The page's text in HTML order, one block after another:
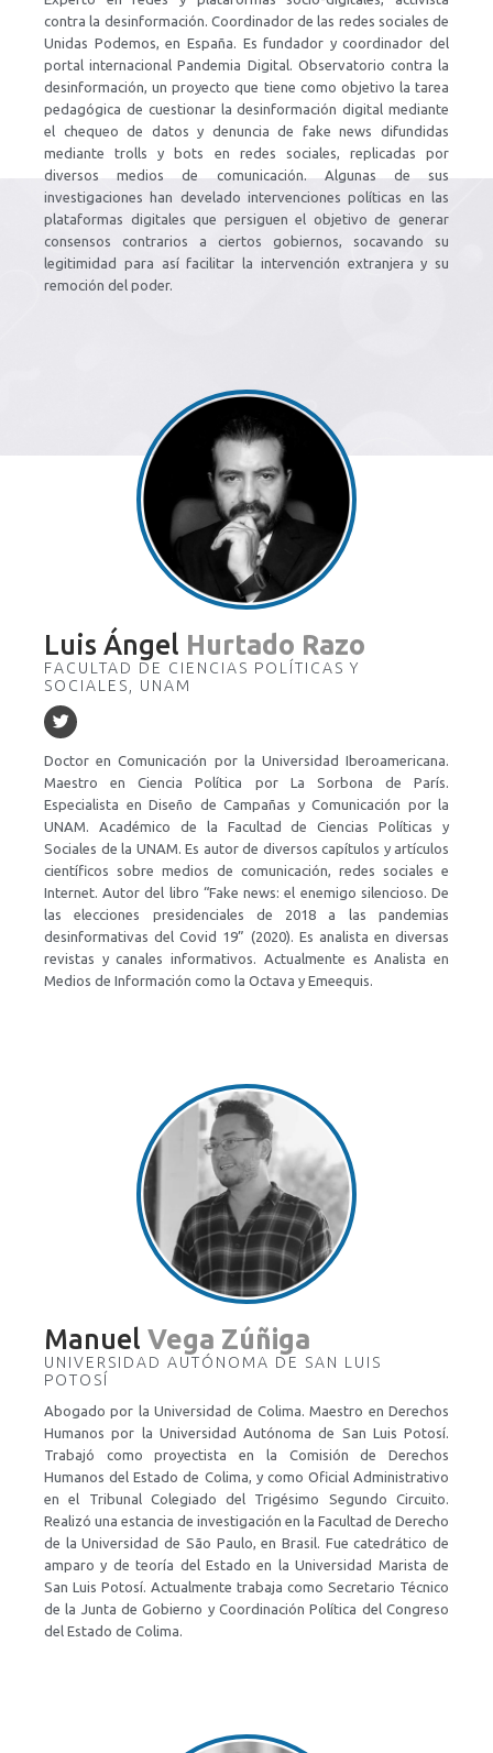
contra la desinformación. Coordinador de las redes sociales de
Unidas Podemos, en España. Es fundador y coordinador del
portal internacional Pandemia Digital. Observatorio contra la
desinformación, un proyecto que tiene como objetivo la tarea
pedagógica de cuestionar la desinformación digital mediante
el chequeo de datos y denuncia de fake news difundidas
mediante trolls y bots en redes sociales, replicadas por
diversos medios de comunicación. Algunas de sus
investigaciones han develado intervenciones políticas en las
plataformas digitales que persiguen el objetivo de generar
consensos contrarios a ciertos gobiernos, socavando su
legitimidad para así facilitar la intervención extranjera y su
remoción del poder.
Luis Ángel Hurtado Razo
FACULTAD DE CIENCIAS POLÍTICAS Y
SOCIALES, UNAM
Doctor en Comunicación por la Universidad Iberoamericana.
Maestro en Ciencia Política por La Sorbona de París.
Especialista en Diseño de Campañas y Comunicación por la
UNAM. Académico de la Facultad de Ciencias Políticas y
Sociales de la UNAM. Es autor de diversos capítulos y artículos
científicos sobre medios de comunicación, redes sociales e
Internet. Autor del libro “Fake news: el enemigo silencioso. De
las elecciones presidenciales de 2018 a las pandemias
desinformativas del Covid 19” (2020). Es analista en diversas
revistas y canales informativos. Actualmente es Analista en
Medios de Información como la Octava y Emeequis.
Manuel Vega Zúñiga
UNIVERSIDAD AUTÓNOMA DE SAN LUIS
POTOSÍ
Abogado por la Universidad de Colima. Maestro en Derechos
Humanos por la Universidad Autónoma de San Luis Potosí.
Trabajó como proyectista en la Comisión de Derechos
Humanos del Estado de Colima, y como Oficial Administrativo
en el Tribunal Colegiado del Trigésimo Segundo Circuito.
Realizó una estancia de investigación en la Facultad de Derecho
de la Universidad de São Paulo, en Brasil. Fue catedrático de
amparo y de teoría del Estado en la Universidad Marista de
San Luis Potosí. Actualmente trabaja como Secretario Técnico
de la Junta de Gobierno y Coordinación Política del Congreso
del Estado de Colima.